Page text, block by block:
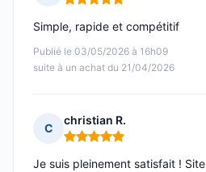
Note : 5 sur 5
Publié le 03/05/2026 à 16h09
suite à un achat du 21/04/2026
Simple, rapide et compétitif
C
christian R.
Note : 5 sur 5
Je suis pleinement satisfait !